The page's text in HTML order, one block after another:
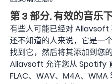
第 3 部分. 有效的音
有些人可能已经对 Allavsoft
还不知道的人来说，它是一
找到它，然后将其添加到您
Allavsoft 允许您从 Spotify
FLAC、WAV、M4A、WMA